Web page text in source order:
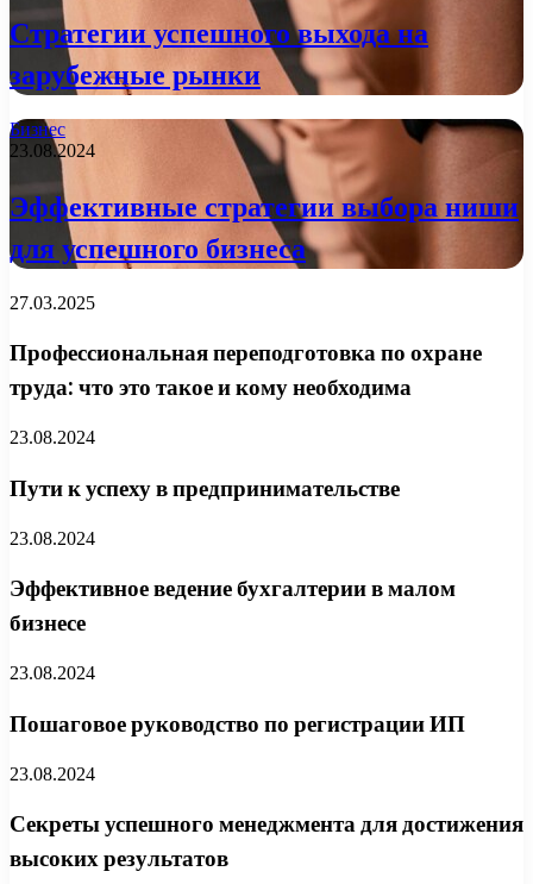
Стратегии успешного выхода на
зарубежные рынки
Бизнес
23.08.2024
Эффективные стратегии выбора ниши
для успешного бизнеса
27.03.2025
Профессиональная переподготовка по охране
труда: что это такое и кому необходима
23.08.2024
Пути к успеху в предпринимательстве
23.08.2024
Эффективное ведение бухгалтерии в малом
бизнесе
23.08.2024
Пошаговое руководство по регистрации ИП
23.08.2024
Секреты успешного менеджмента для достижения
высоких результатов